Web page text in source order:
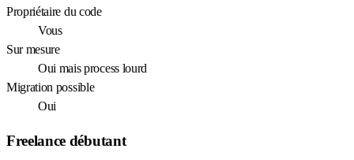
Propriétaire du code
Vous
Sur mesure
Oui mais process lourd
Migration possible
Oui
Freelance débutant